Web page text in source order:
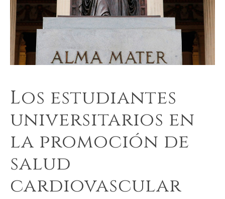
Los estudiantes
universitarios en
la promoción de
salud
cardiovascular